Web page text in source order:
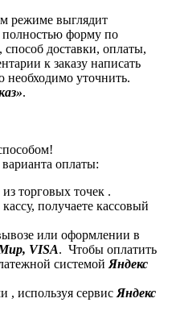
режиме выглядит
полностью форму по
способ доставки, оплаты,
к заказу написать
уточнить.
.
оплаты:
торговых точек .
получаете кассовый
или оформлении в
VISA. Чтобы оплатить
системой Яндекс
, используя сервис Яндекс